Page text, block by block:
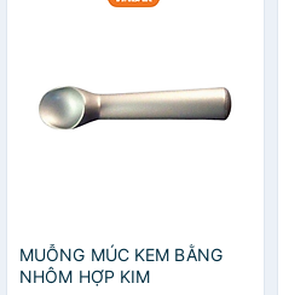
MUỖNG MÚC KEM BẰNG
NHÔM HỢP KIM